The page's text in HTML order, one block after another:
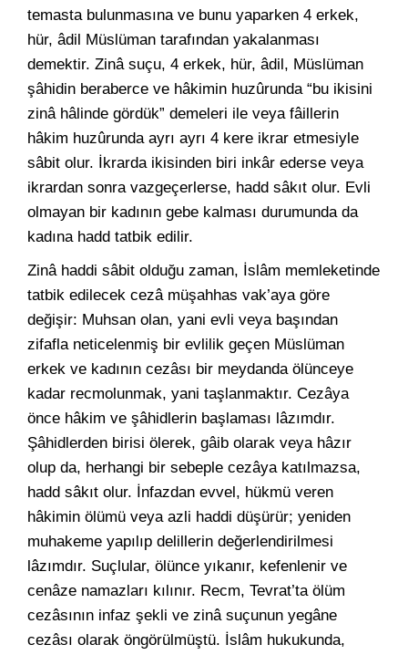
temasta bulunmasına ve bunu yaparken 4 erkek,
hür, âdil Müslüman tarafından yakalanması
demektir. Zinâ suçu, 4 erkek, hür, âdil, Müslüman
şâhidin beraberce ve hâkimin huzûrunda “bu ikisini
zinâ hâlinde gördük” demeleri ile veya fâillerin
hâkim huzûrunda ayrı ayrı 4 kere ikrar etmesiyle
sâbit olur. İkrarda ikisinden biri inkâr ederse veya
ikrardan sonra vazgeçerlerse, hadd sâkıt olur. Evli
olmayan bir kadının gebe kalması durumunda da
kadına hadd tatbik edilir.
Zinâ haddi sâbit olduğu zaman, İslâm memleketinde
tatbik edilecek cezâ müşahhas vak’aya göre
değişir: Muhsan olan, yani evli veya başından
zifafla neticelenmiş bir evlilik geçen Müslüman
erkek ve kadının cezâsı bir meydanda ölünceye
kadar recmolunmak, yani taşlanmaktır. Cezâya
önce hâkim ve şâhidlerin başlaması lâzımdır.
Şâhidlerden birisi ölerek, gâib olarak veya hâzır
olup da, herhangi bir sebeple cezâya katılmazsa,
hadd sâkıt olur. İnfazdan evvel, hükmü veren
hâkimin ölümü veya azli haddi düşürür; yeniden
muhakeme yapılıp delillerin değerlendirilmesi
lâzımdır. Suçlular, ölünce yıkanır, kefenlenir ve
cenâze namazları kılınır. Recm, Tevrat’ta ölüm
cezâsının infaz şekli ve zinâ suçunun yegâne
cezâsı olarak öngörülmüştü. İslâm hukukunda,